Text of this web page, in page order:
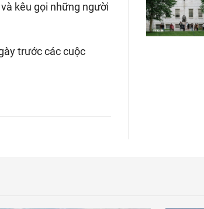
kêu gọi những người
trước các cuộc